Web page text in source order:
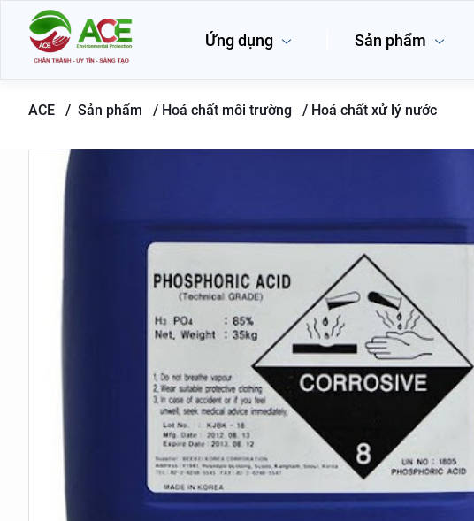
Ứng dụng Sản phẩm
ACE / Sản phẩm / Hoá chất môi trường / Hoá chất xử lý nước